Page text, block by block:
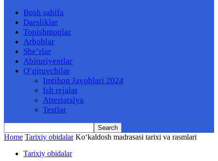
Bosh sahifa
Darsliklar
Topishmoqlar
Arboblar
She’rlar
Abituriyentlar
O’qituvchilar
Imtihon Javoblari 2024
Ish rejalar
Attestatsiya
Testlar
Home Tarixiy obidalar Koʻkaldosh madrasasi tarixi va rasmlari
Tarixiy obidalar